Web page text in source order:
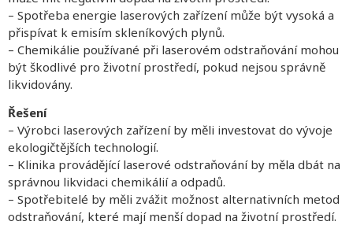
– Spotřeba energie laserových zařízení může být vysoká a
přispívat k emisím skleníkových plynů.
– Chemikálie používané při laserovém odstraňování mohou
být škodlivé pro životní prostředí, pokud nejsou správně
likvidovány.
Řešení
– Výrobci laserových zařízení by měli investovat do vývoje
ekologičtějších technologií.
– Klinika provádějící laserové odstraňování by měla dbát na
správnou likvidaci chemikálií a odpadů.
– Spotřebitelé by měli zvážit možnost alternativních metod
odstraňování, které mají menší dopad na životní prostředí.